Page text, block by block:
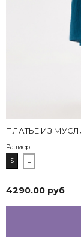
ПЛАТЬЕ ИЗ
Размер
S
L
4290.00 руб